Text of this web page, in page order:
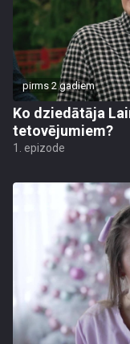
pirms 2 gadiem
Ko dziedātāja
tetovējumiem?
1. epizode